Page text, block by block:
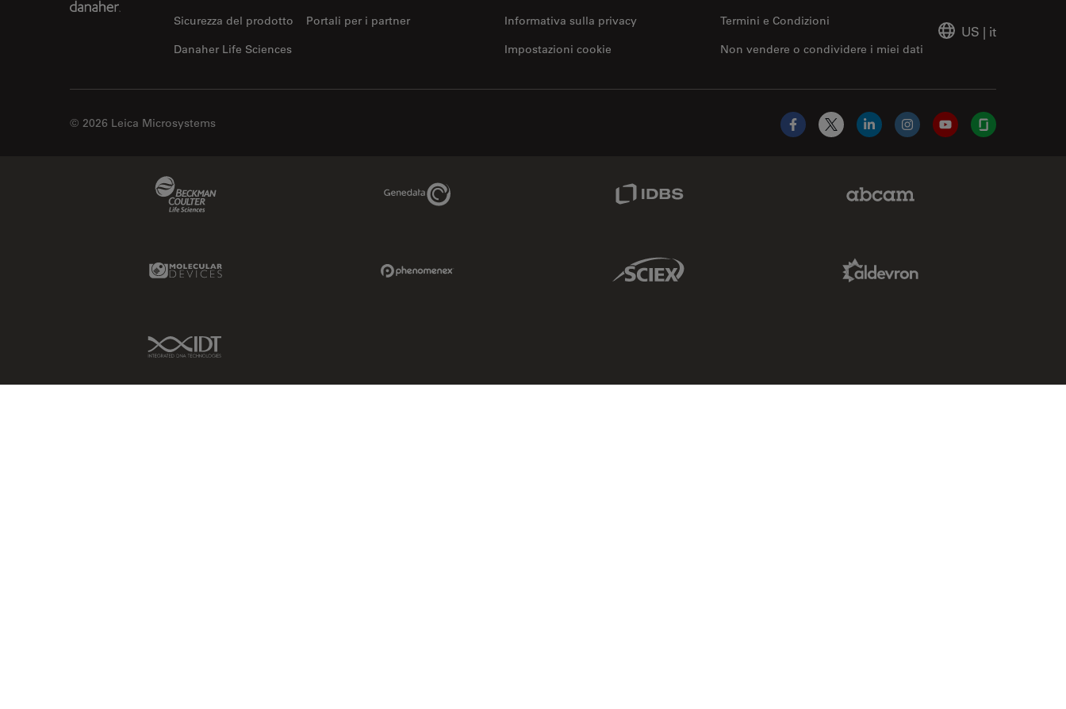
Sicurezza del prodotto
Portali per i partner
Danaher Life Sciences
Informativa sulla privacy
Non vendere o condividere i miei dati
Termini e Condizioni
Impostazioni cookie
US | it
© 2026 Leica Microsystems
Facebook
X LinkedInInstagramYouTubeGlassdoor
Genedata Link
Molecular Devices Link Sciex Link
IDT Link